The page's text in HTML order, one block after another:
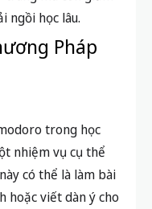
ngồi học lâu.
Pháp
trong học
nhiệm vụ cụ thể
có thể là làm bài
hoặc viết dàn ý cho